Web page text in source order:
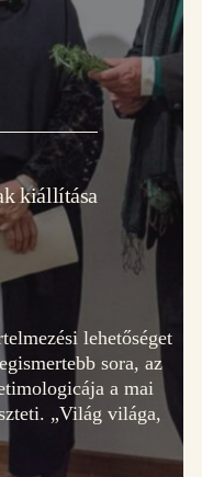
kiállítása
lehetőséget
sora, az
a mai
„Világ világa,